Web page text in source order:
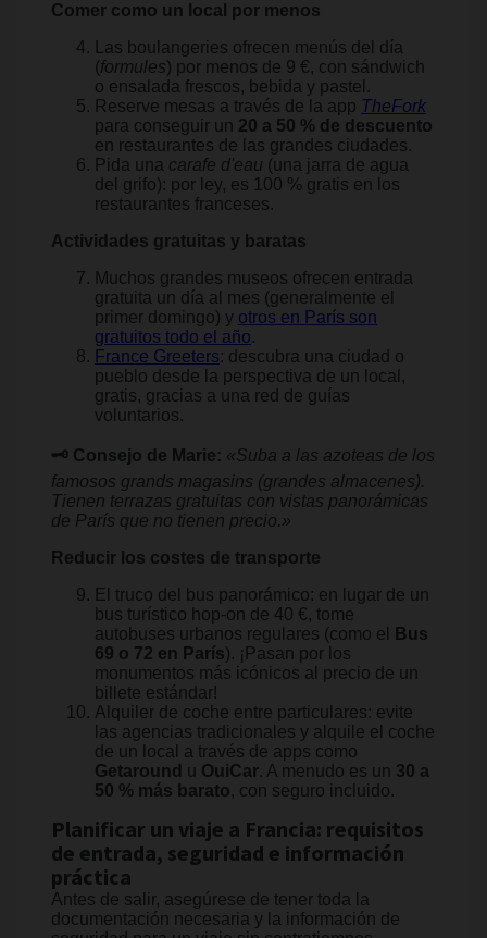
Comer como un local por menos
Las boulangeries ofrecen menús del día
(formules) por menos de 9 €, con sándwich
o ensalada frescos, bebida y pastel.
Reserve mesas a través de la app TheFork
para conseguir un 20 a 50 % de descuento
en restaurantes de las grandes ciudades.
Pida una carafe d'eau (una jarra de agua
del grifo): por ley, es 100 % gratis en los
restaurantes franceses.
Actividades gratuitas y baratas
Muchos grandes museos ofrecen entrada
gratuita un día al mes (generalmente el
primer domingo) y otros en París son
gratuitos todo el año.
France Greeters: descubra una ciudad o
pueblo desde la perspectiva de un local,
gratis, gracias a una red de guías
voluntarios.
🗝️ Consejo de Marie: «Suba a las azoteas de los
famosos grands magasins (grandes almacenes).
Tienen terrazas gratuitas con vistas panorámicas
de París que no tienen precio.»
Reducir los costes de transporte
El truco del bus panorámico: en lugar de un
bus turístico hop-on de 40 €, tome
autobuses urbanos regulares (como el
Bus
69 o 72 en París). ¡Pasan por los
monumentos más icónicos al precio de un
billete estándar!
Alquiler de coche entre particulares: evite
las agencias tradicionales y alquile el coche
de un local a través de apps como
Getaround u OuiCar. A menudo es un 30 a
50 % más barato, con seguro incluido.
Planificar un viaje a Francia: requisitos
de entrada, seguridad e información
práctica
Antes de salir, asegúrese de tener toda la
documentación necesaria y la información de